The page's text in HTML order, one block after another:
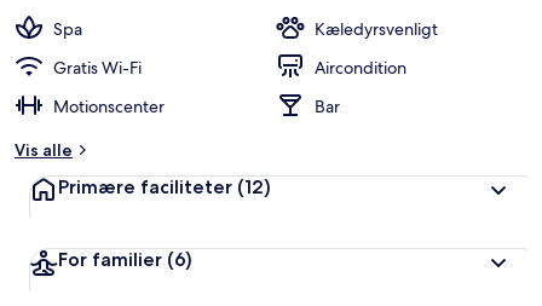
a
f
Spa
Kæledyrsvenligt
Gratis Wi-Fi
Aircondition
Motionscenter
Bar
Vis alle
Primære faciliteter (12)
For familier (6)